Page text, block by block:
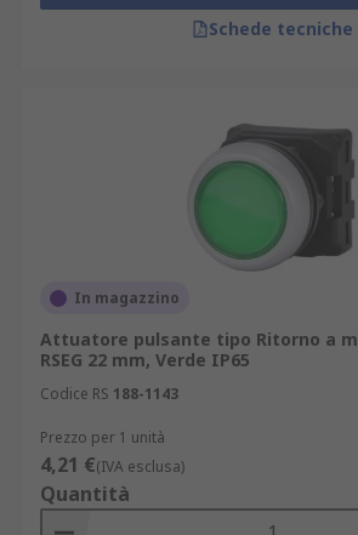
Schede tecniche
In magazzino
Attuatore pulsante tipo Ritorno a
RSEG 22 mm, Verde IP65
Codice RS 188-1143
Prezzo per 1 unità
4,21 €(IVA esclusa)
Quantità